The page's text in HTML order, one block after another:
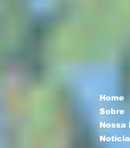
Home
Sobre
Nossa